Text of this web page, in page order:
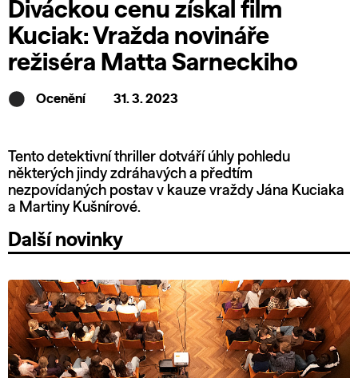
Diváckou cenu získal film
Kuciak: Vražda novináře
režiséra Matta Sarneckiho
Ocenění 31. 3. 2023
Tento detektivní thriller dotváří úhly pohledu
některých jindy zdráhavých a předtím
nezpovídaných postav v kauze vraždy Jána Kuciaka
a Martiny Kušnírové.
Další novinky